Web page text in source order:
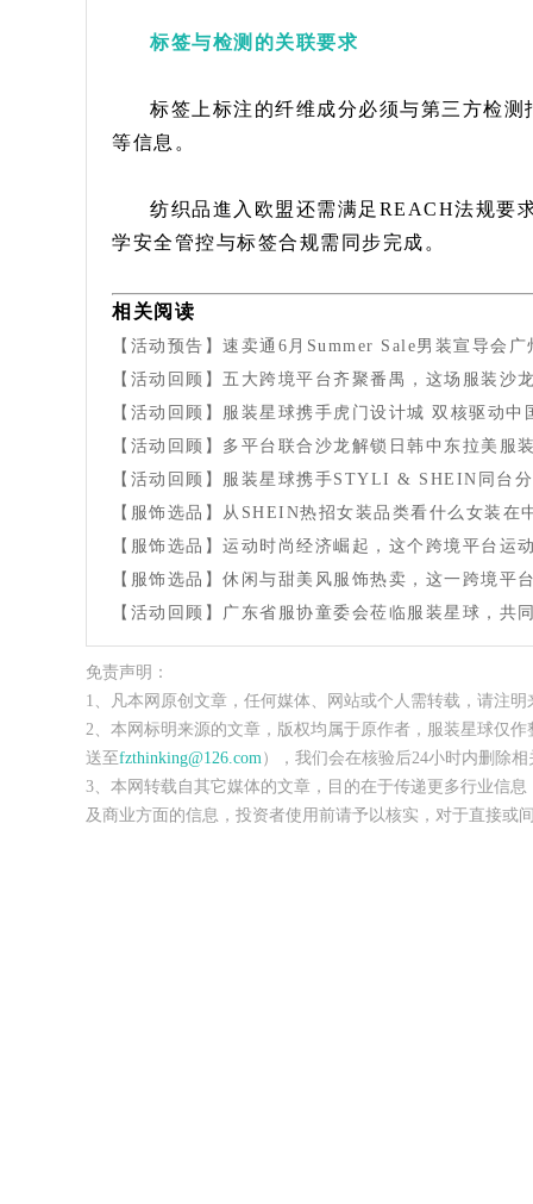
标签与检测的关联要求
标签上标注的纤维成分必须与第三方检
等信息。
纺织品進入欧盟还需满足REACH法规要
学安全管控与标签合规需同步完成。
相关阅读
【活动预告】速卖通6月Summer Sale男装宣导会广
【活动回顾】五大跨境平台齐聚番禺，这场服装沙
【活动回顾】服装星球携手虎门设计城 双核驱动中
【活动回顾】多平台联合沙龙解锁日韩中东拉美服
【活动回顾】服装星球携手STYLI & SHEIN同台
【服饰选品】从SHEIN热招女装品类看什么女装在
【服饰选品】运动时尚经济崛起，这个跨境平台运
【服饰选品】休闲与甜美风服饰热卖，这一跨境平
【活动回顾】广东省服协童委会莅临服装星球，共
免责声明：
1、凡本网原创文章，任何媒体、网站或个人需转载，请注明
2、本网标明来源的文章，版权均属于原作者，服装星球仅
送至fzthinking@126.com），我们会在核验后24小时内删除
3、本网转载自其它媒体的文章，目的在于传递更多行业信
及商业方面的信息，投资者使用前请予以核实，对于直接或